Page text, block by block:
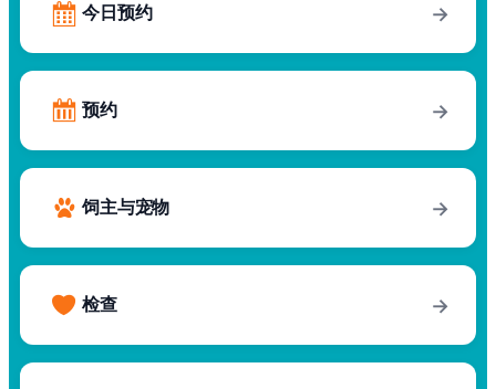
今日预约 →
预约 →
饲主与宠物 →
检查 →